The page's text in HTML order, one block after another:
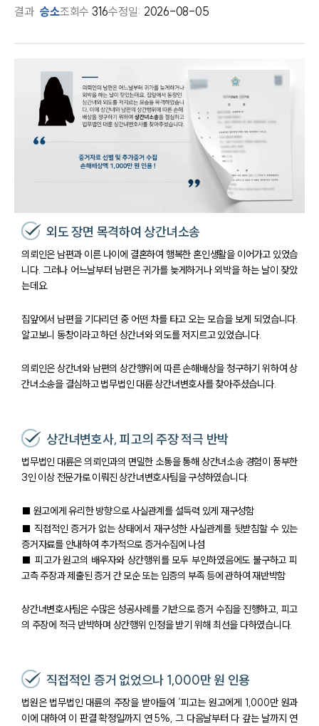
결과 승소조회수 316수정일: 2026-08-05
외도 장면 목격하여 상간녀소송
의뢰인은 남편과 이른 나이에 결혼하여 행복한 혼인생활을 이어가고 있었습
니다. 그러나 어느날부터 남편은 귀가를 늦게하거나 외박을 하는 날이 잦았
는데요.
집앞에서 남편을 기다리던 중 어떤 차를 타고 오는 모습을 보게 되었습니다.
알고보니 동창이라고 하던 상간녀와 외도를 저지르고 있었습니다.
의뢰인은 상간녀와 남편의 상간행위에 따른 손해배상을 청구하기 위하여 상
간녀소송을 결심하고 법무법인 대륜 상간녀변호사를 찾아주셨습니다.
상간녀변호사, 피고의 주장 적극 반박
법무법인 대륜은 의뢰인과의 면밀한 소통을 통해 상간녀소송 경험이 풍부한
3인 이상 전문가로 이뤄진 상간녀변호사팀을 구성하였습니다.
■ 원고에게 유리한 방향으로 사실관계를 설득력 있게 재구성함
■ 직접적인 증거가 없는 상태에서 재구성한 사실관계를 뒷받침할 수 있는
증거자료를 안내하여 추가적으로 증거수집에 나섬
■ 피고가 원고의 배우자와 상간행위를 모두 부인하였음에도 불구하고 피
고측 주장과 제출된 증거 간 모순 또는 입증의 부족 등에 관하여 재반박함
상간녀변호사팀은 수많은 성공사례를 기반으로 증거 수집을 진행하고, 피고
의 주장에 적극 반박하며 상간행위 인정을 받기 위해 최선을 다하였습니다.
직접적인 증거 없었으나 1,000만 원 인용
법원은 법무법인 대륜의 주장을 받아들여 ‘피고는 원고에게 1,000만 원과
이에 대하여 이 판결 확정일까지 연 5%, 그 다음날부터 다 갚는 날까지 연